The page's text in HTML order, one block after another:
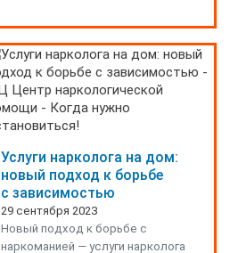
Услуги нарколога на дом:
новый подход к борьбе
с зависимостью
29 сентября 2023
Новый подход к борьбе с
наркоманией — услуги нарколога